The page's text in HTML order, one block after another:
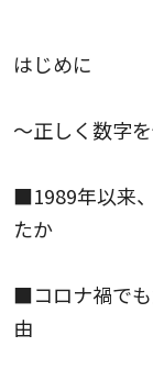
はじめに
〜正しく数字
■1989年以来
たか
■コロナ禍で
由